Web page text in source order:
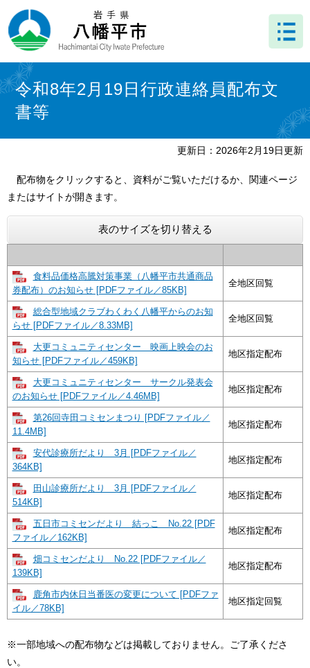
ー
ジ
先
頭
で
ニ
ュ
を
飛
ば
本
文 令和8年2月19日行政連絡員配布文
書等
更新日：2026年2月19日更新
配布物をクリックすると、資料がご覧いただけるか、関連ページ
またはサイトが開きます。
表のサイズを切り替える
食料品価格高騰対策事業（八幡平市共通商品
券配布）のお知らせ [PDFファイル／85KB]
全地区回覧
総合型地域クラブわくわく八幡平からのお知
らせ [PDFファイル／8.33MB]
全地区回覧
大更コミュニティセンター 映画上映会のお
知らせ [PDFファイル／459KB]
地区指定配布
大更コミュニティセンター サークル発表会
のお知らせ [PDFファイル／4.46MB]
地区指定配布
第26回寺田コミセンまつり [PDFファイル／
11.4MB]
地区指定配布
安代診療所だより 3月 [PDFファイル／
364KB]
地区指定配布
田山診療所だより 3月 [PDFファイル／
514KB]
地区指定配布
五日市コミセンだより 結っこ No.22 [PDF
ファイル／162KB]
地区指定配布
畑コミセンだより No.22 [PDFファイル／
139KB]
地区指定配布
鹿角市内休日当番医の変更について [PDFファ
イル／78KB]
地区指定回覧
※一部地域への配布物などは掲載しておりません。ご了承くださ
い。